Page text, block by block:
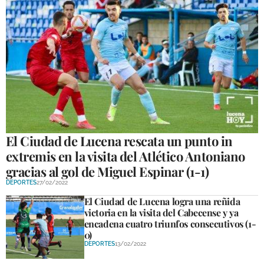
El Ciudad de Lucena rescata un punto in
extremis en la visita del Atlético Antoniano
gracias al gol de Miguel Espinar (1-1)
DEPORTES27/02/2022
El Ciudad de Lucena logra una reñida
victoria en la visita del Cabecense y ya
encadena cuatro triunfos consecutivos (1-
0)
DEPORTES13/02/2022